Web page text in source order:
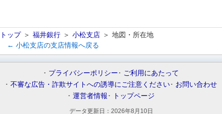
トップ 福井銀行 小松支店
地図・所在地
← 小松支店の支店情報へ戻る
プライバシーポリシー
ご利用にあたって
不審な広告・詐欺サイトへの誘導にご注意ください
お問い合わせ
運営者情報
トップページ
データ更新日： 2026年8月10日